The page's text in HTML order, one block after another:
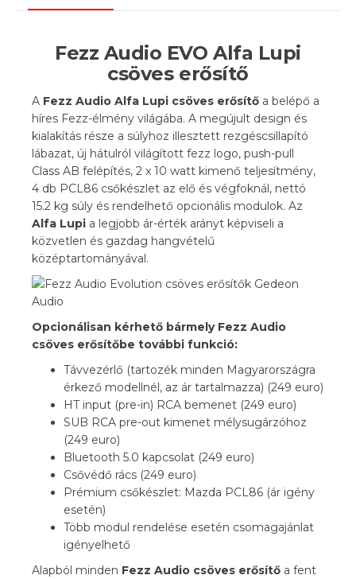
Fezz Audio EVO Alfa Lupi
csöves erősítő
A Fezz Audio Alfa Lupi csöves erősítő a belépő a
híres Fezz-élmény világába. A megújult design és
kialakítás része a súlyhoz illesztett rezgéscsillapító
lábazat, új hátulról világított fezz logo, push-pull
Class AB felépítés, 2 x 10 watt kimenő teljesítmény,
4 db PCL86 csőkészlet az elő és végfoknál, nettó
15.2 kg súly és rendelhető opcionális modulok. Az
Alfa Lupi a legjobb ár-érték arányt képviseli a
közvetlen és gazdag hangvételű
középtartományával.
Opcionálisan kérhető bármely Fezz Audio
csöves erősítőbe további funkció:
Távvezérlő (tartozék minden Magyarországra
érkező modellnél, az ár tartalmazza) (249 euro)
HT input (pre-in) RCA bemenet (249 euro)
SUB RCA pre-out kimenet mélysugárzóhoz
(249 euro)
Bluetooth 5.0 kapcsolat (249 euro)
Csővédő rács (249 euro)
Prémium csőkészlet: Mazda PCL86 (ár igény
esetén)
Több modul rendelése esetén csomagajánlat
igényelhető
Alapból minden Fezz Audio csöves erősítő a fent